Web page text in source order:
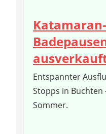
Entspannter
Stopps in Buchten
Sommer.